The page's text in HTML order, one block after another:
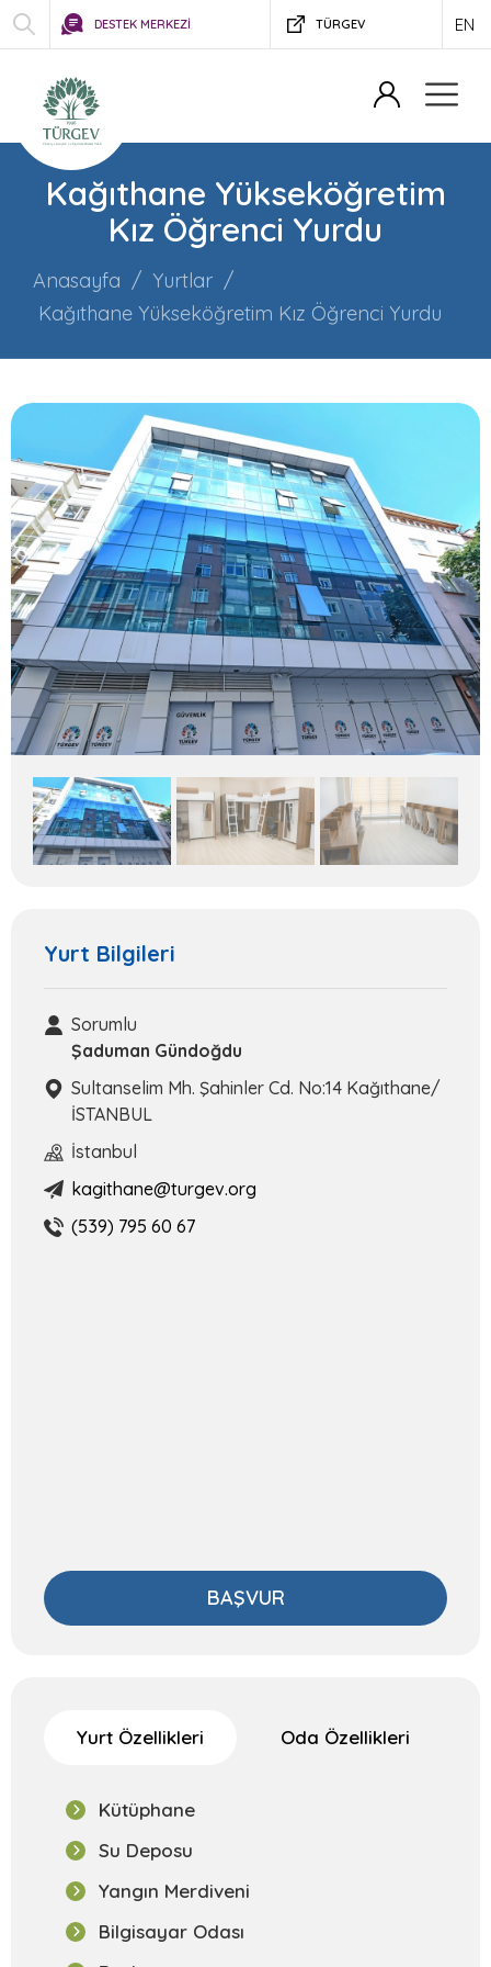
DESTEK MERKEZİ TÜRGEV EN
Kağıthane Yükseköğretim
Kız Öğrenci Yurdu
Anasayfa
Yurtlar
Kağıthane Yükseköğretim Kız Öğrenci Yurdu
Yurt Bilgileri
Sorumlu
Şaduman Gündoğdu
Sultanselim Mh. Şahinler Cd. No:14 Kağıthane/
İSTANBUL
İstanbul
kagithane@turgev.org
(539) 795 60 67
BAŞVUR
Yurt Özellikleri Oda Özellikleri
Kütüphane
Su Deposu
Yangın Merdiveni
Bilgisayar Odası